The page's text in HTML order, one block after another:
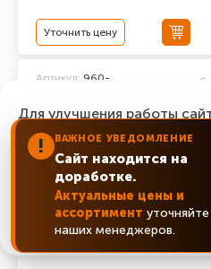
Уточнить цену
Болт DIN 960 мелкий шаг,
Артикул: 960-
последняя цена:
Уточнить цену
! ВАЖНОЕ УВЕДОМЛЕНИЕ
Сайт находится на
доработке.
Актуальные цены и
ассортимент
наших менеджеров.
Для улучшения работы
пользователями мы
согласиться с нашим
нажмите “Ок, понятно!”
ОК, понятно!